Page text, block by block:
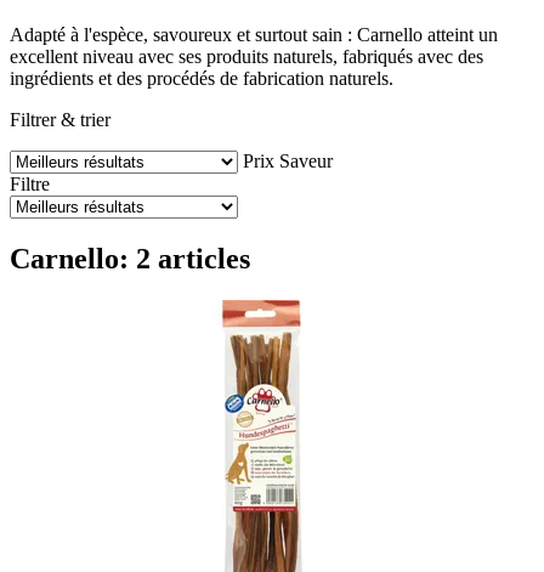
Adapté à l'espèce, savoureux et surtout sain : Carnello atteint un
excellent niveau avec ses produits naturels, fabriqués avec des
ingrédients et des procédés de fabrication naturels.
Filtrer & trier
Prix Saveur
Filtre
Carnello: 2 articles